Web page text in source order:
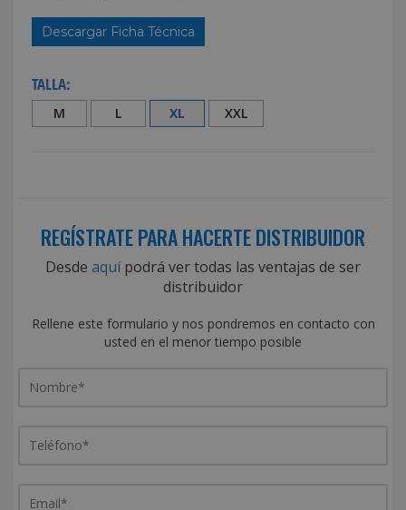
Descargar Ficha Técnica
TALLA:
M L XL XXL
REGÍSTRATE PARA HACERTE DISTRIBUIDOR
Desde aquípodrá ver todas las ventajas de ser
distribuidor
Rellene este formulario y nos pondremos en contacto con
usted en el menor tiempo posible